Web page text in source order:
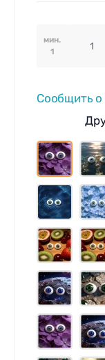
мин.
1
Сообщить о